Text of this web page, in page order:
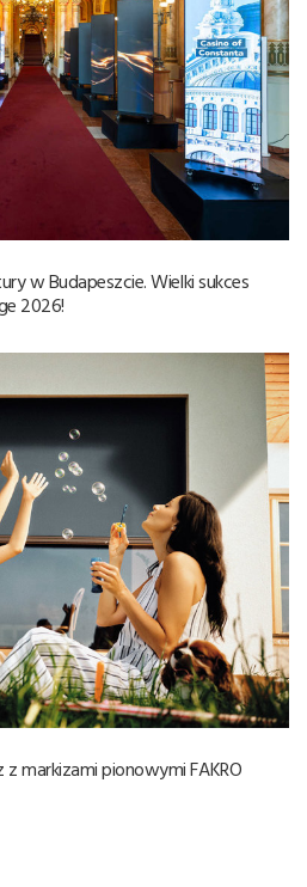
w Budapeszcie. Wielki sukces
2026!
markizami pionowymi FAKRO